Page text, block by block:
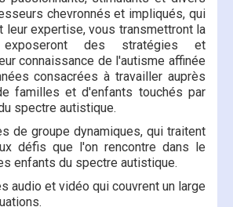
chevronnés et impliqués, qui
leur expertise, vous transmettront la
exposeront des stratégies et
connaissance de l'autisme affinée
consacrées à travailler auprès
familles et d'enfants touchés par
spectre autistique.
de groupe dynamiques, qui traitent
défis que l'on rencontre dans le
enfants du spectre autistique.
audio et vidéo qui couvrent un large